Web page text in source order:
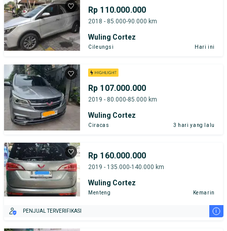
Rp 110.000.000
2018 - 85.000-90.000 km
Wuling Cortez
Cileungsi Hari ini
Rp 107.000.000
2019 - 80.000-85.000 km
Wuling Cortez
Ciracas 3 hari yang lalu
Rp 160.000.000
2019 - 135.000-140.000 km
Wuling Cortez
Menteng Kemarin
PENJUAL TERVERIFIKASI i